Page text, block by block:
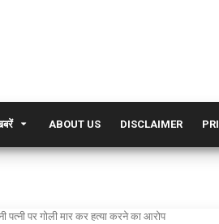
ABOUT US DISCLAIMER
पत्नी पर गोली मार कर हत्या करने का आरोप